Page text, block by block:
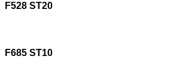
F528 ST20
F685 ST10